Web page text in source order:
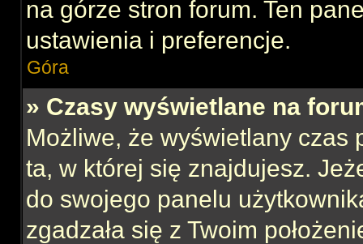
na górze stron forum. Ten
ustawienia i preferencje.
Góra
» Czasy wyświetlane na
Możliwe, że wyświetlany czas
ta, w której się znajdujesz.
do swojego panelu
zgadzała się z Twoim